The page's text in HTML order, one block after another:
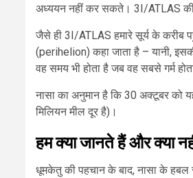
अध्ययन नहीं कर सकते। 3I/ATLAS की
जैसे ही 3I/ATLAS हमारे सूर्य के करीब
(perihelion) कहा जाता है – यानी,
वह समय भी होता है जब वह सबसे गर्म
नासा का अनुमान है कि 30 अक्टूबर को
मिलियन मील दूर है)।
हम क्या जानते हैं और क्या
धूमकेतु की पहचान के बाद, नासा के